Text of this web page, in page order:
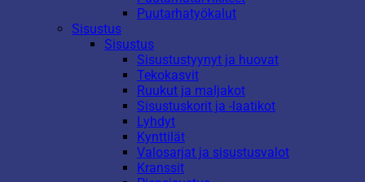
Puutarhatyökalut
Sisustus
Sisustus
Sisustustyynyt ja huovat
Tekokasvit
Ruukut ja maljakot
Sisustuskorit ja -laatikot
Lyhdyt
Kynttilät
Valosarjat ja sisustusvalot
Kranssit